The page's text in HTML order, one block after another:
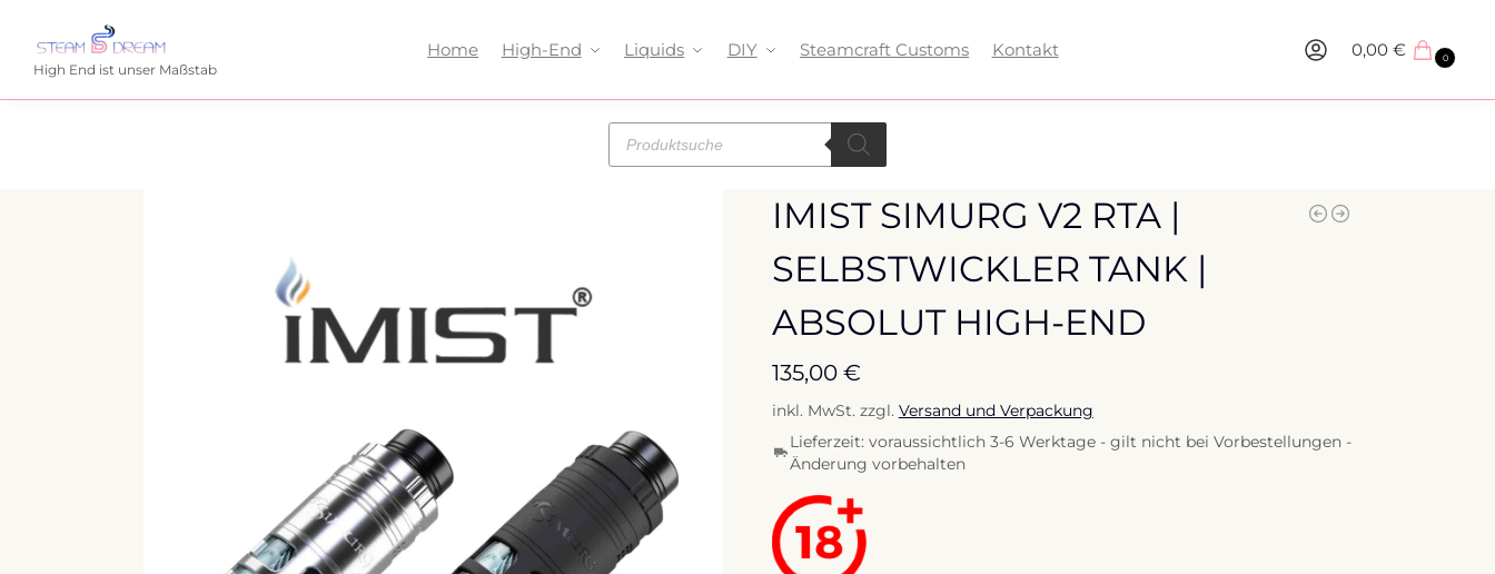
High End ist unser Maßstab
Home High-End Liquids DIY Steamcraft Customs Kontakt 0,00 € 0
IMIST SIMURG V2 RTA |
SELBSTWICKLER TANK |
ABSOLUT HIGH-END
135,00 €
inkl. MwSt. zzgl. Versand und Verpackung
Lieferzeit: voraussichtlich 3-6 Werktage - gilt nicht bei Vorbestellungen -
Änderung vorbehalten